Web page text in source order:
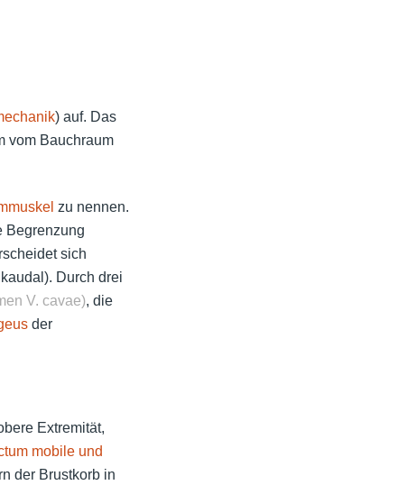
) auf. Das
vom Bauchraum
zu nennen.
Begrenzung
sich
Durch drei
V. cavae), die
der
Extremität,
mobile und
der Brustkorb in